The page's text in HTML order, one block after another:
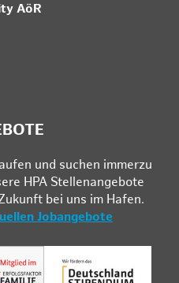
AöR
und su­chen im­mer­zu
HPA Stel­len­an­ge­bo­te
bei uns im Ha­fen.
Jobangebote